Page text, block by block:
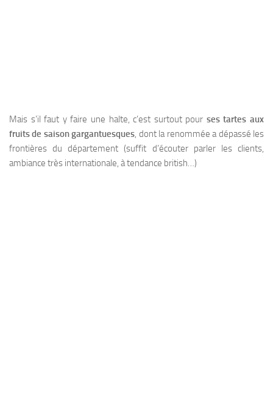
Mais s’il faut y faire une halte, c’est surtout pour ses tartes aux
fruits de saison gargantuesques, dont la renommée a dépassé les
frontières du département (suffit d’écouter parler les clients,
ambiance très internationale, à tendance british…)